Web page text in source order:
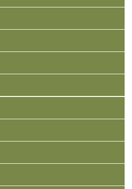
środa,
październik
Iwona
październik